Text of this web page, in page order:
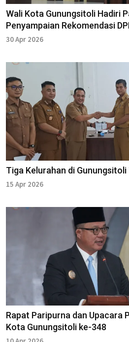
Wali Kota Gunungsitoli Hadiri
Penyampaian Rekomendasi
30 Apr 2026
Tiga Kelurahan di Gunungsitoli
15 Apr 2026
Rapat Paripurna dan Upacara
Kota Gunungsitoli ke-348